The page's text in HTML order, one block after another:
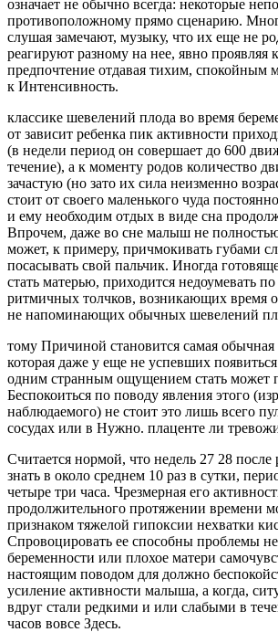
означает не обычно всегда: некоторые
противоположному прямо сценарию.
слушая замечают, музыку, что их еще не
реагируют разному на нее, явно проявляя
предпочтение отдавая тихим, спокойным
к Интенсивность.
классике шевелений плода во время
от зависит ребенка пик активности
(в недели период он совершает до 600
течение), а к моменту родов количество
зачастую (но зато их сила неизменно
стоит от своего маленького чуда
и ему необходим отдых в виде сна
Впрочем, даже во сне малыш не
может, к примеру, причмокивать губами
посасывать свой пальчик. Иногда
стать матерью, приходится недоумевать
ритмичных толчков, возникающих время
не напоминающих обычных шевелений
тому Причиной становится самая обычная
которая даже у еще не успевших
одним странным ощущением стать может
Беспокоиться по поводу явления этого
наблюдаемого) не стоит это лишь всего
сосудах или в Нужно. плаценте ли
Считается нормой, что недель 27 28 после
знать в около среднем 10 раз в сутки,
четыре три часа. Чрезмерная его
продолжительного протяжении времени
признаком тяжелой гипоксии нехватки
Спровоцировать ее способны проблемы
беременности или плохое матери
настоящим поводом для должно
усиление активности малыша, а когда,
вдруг стали редкими и или слабыми в
часов вовсе Здесь.